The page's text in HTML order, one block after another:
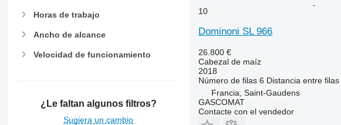
Horas de trabajo
Ancho de alcance
Velocidad de funcionamiento
¿Le faltan algunos filtros?
Sugiera un cambio
10
Dominoni SL 966
26.800 €
Cabezal de maíz
2018
Número de filas 6 Distancia entre filas
Francia, Saint-Gaudens
GASCOMAT
Contacte con el vendedor